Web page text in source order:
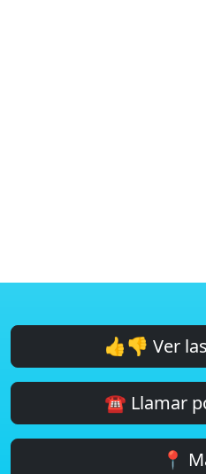
👍👎 Ver
☎️ Llamar
📍